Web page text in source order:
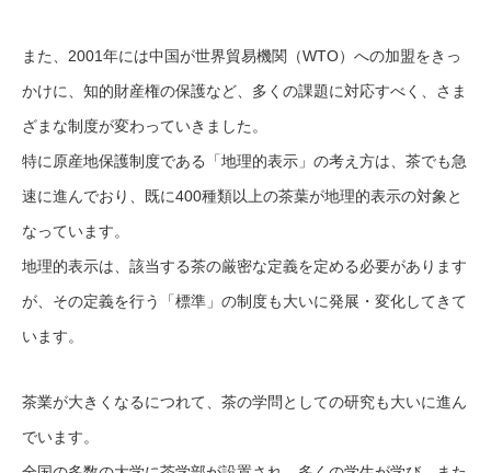
また、2001年には中国が世界貿易機関（WTO）への加盟をきっ
かけに、知的財産権の保護など、多くの課題に対応すべく、さま
ざまな制度が変わっていきました。
特に原産地保護制度である「地理的表示」の考え方は、茶でも急
速に進んでおり、既に400種類以上の茶葉が地理的表示の対象と
なっています。
地理的表示は、該当する茶の厳密な定義を定める必要があります
が、その定義を行う「標準」の制度も大いに発展・変化してきて
います。
茶業が大きくなるにつれて、茶の学問としての研究も大いに進ん
でいます。